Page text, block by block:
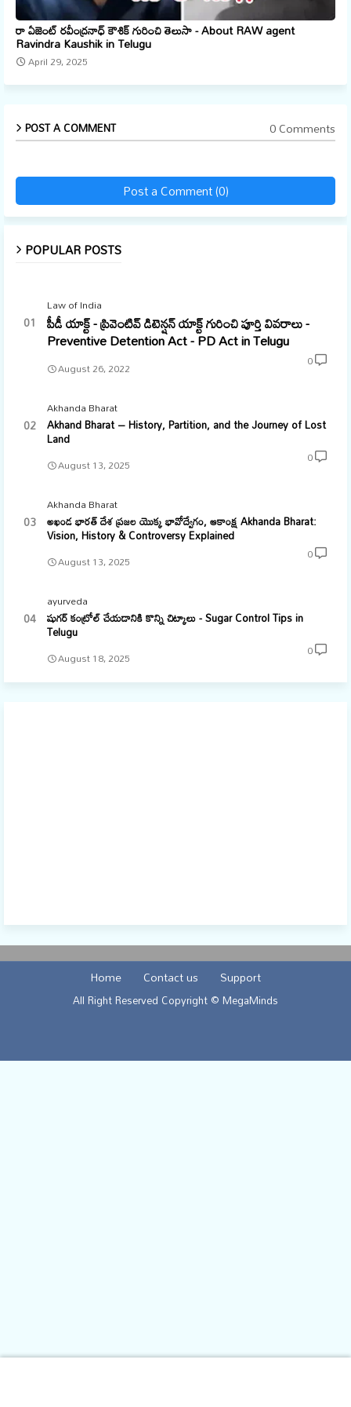
రా ఏజెంట్ రవీంద్రనాధ్ కౌశిక్ గురించి తెలుసా - About RAW agent
Ravindra Kaushik in Telugu
April 29, 2025
POST A COMMENT 0 Comments
Post a Comment (0)
POPULAR POSTS
Law of India
పీడీ యాక్ట్ - ప్రివెంటివ్ డిటెన్షన్ యాక్ట్ గురించి పూర్తి వివరాలు -
Preventive Detention Act - PD Act in Telugu
August 26, 2022 0
Akhanda Bharat
Akhand Bharat – History, Partition, and the Journey of Lost
Land
August 13, 2025 0
Akhanda Bharat
అఖండ భారత్ దేశ ప్రజల యొక్క భావోద్వేగం, ఆకాంక్ష Akhanda Bharat:
Vision, History & Controversy Explained
August 13, 2025 0
ayurveda
షుగర్ కంట్రోల్ చేయడానికి కొన్ని చిట్కాలు - Sugar Control Tips in
Telugu
August 18, 2025 0
Home Contact us Support
All Right Reserved Copyright © MegaMinds